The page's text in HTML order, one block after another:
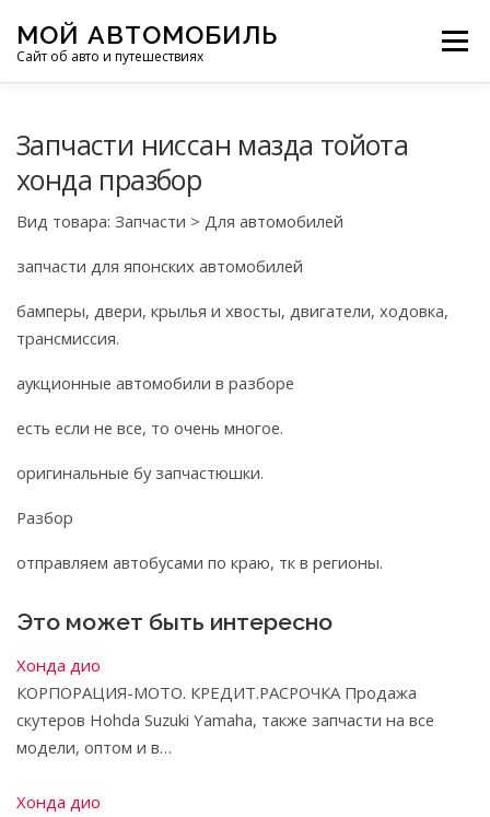
содержимому
МОЙ АВТОМОБИЛЬ
Сайт об авто и путешествиях
Меню
Запчасти ниссан мазда тойота
хонда празбор
Вид товара: Запчасти > Для автомобилей
запчасти для японских автомобилей
бамперы, двери, крылья и хвосты, двигатели, ходовка,
трансмиссия.
аукционные автомобили в разборе
есть если не все, то очень многое.
оригинальные бу запчастюшки.
Разбор
отправляем автобусами по краю, тк в регионы.
Это может быть интересно
Хонда дио
КОРПОРАЦИЯ-МОТО. КРЕДИТ.РАСРОЧКА Продажа
скутеров Hohda Suzuki Yamaha, также запчасти на все
модели, оптом и в…
Хонда дио